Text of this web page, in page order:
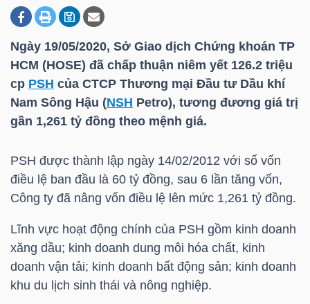
Ngày 19/05/2020, Sở Giao dịch Chứng khoán TP
HCM (HOSE) đã chấp thuận niêm yết 126.2 triệu
cp PSH của CTCP Thương mại Đầu tư Dầu khí
Nam Sông Hậu (NSH Petro), tương đương giá trị
gần 1,261 tỷ đồng theo mệnh giá.
PSH được thành lập ngày 14/02/2012 với số vốn
điều lệ ban đầu là 60 tỷ đồng, sau 6 lần tăng vốn,
Công ty đã nâng vốn điều lệ lên mức 1,261 tỷ đồng.
Lĩnh vực hoạt động chính của PSH gồm kinh doanh
xăng dầu; kinh doanh dung môi hóa chất, kinh
doanh vận tải; kinh doanh bất động sản; kinh doanh
khu du lịch sinh thái và nông nghiệp.
DOANH
NGHIỆP
TÀI
CHÍNH